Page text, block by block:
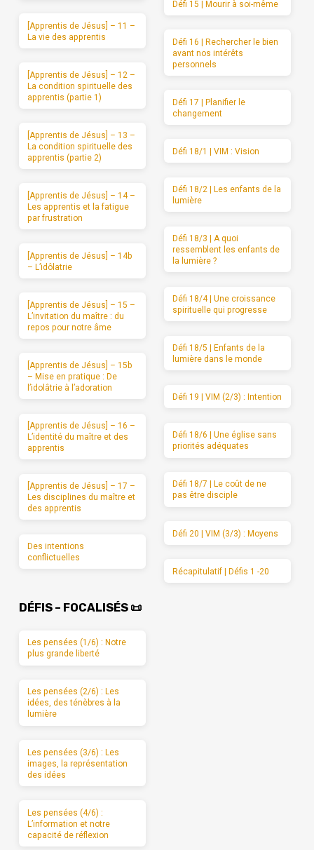
[Apprentis de Jésus] – 11 –
La vie des apprentis
[Apprentis de Jésus] – 12 –
La condition spirituelle des
apprentis (partie 1)
[Apprentis de Jésus] – 13 –
La condition spirituelle des
apprentis (partie 2)
[Apprentis de Jésus] – 14 –
Les apprentis et la fatigue
par frustration
[Apprentis de Jésus] – 14b
– L’idôlatrie
[Apprentis de Jésus] – 15 –
L’invitation du maître : du
repos pour notre âme
[Apprentis de Jésus] – 15b
– Mise en pratique : De
l’idolâtrie à l’adoration
[Apprentis de Jésus] – 16 –
L’identité du maître et des
apprentis
[Apprentis de Jésus] – 17 –
Les disciplines du maître et
des apprentis
Des intentions
conflictuelles
Défi 15 | Mourir à soi-même
Défi 16 | Rechercher le bien
avant nos intérêts
personnels
Défi 17 | Planifier le
changement
Défi 18/1 | VIM : Vision
Défi 18/2 | Les enfants de la
lumière
Défi 18/3 | A quoi
ressemblent les enfants de
la lumière ?
Défi 18/4 | Une croissance
spirituelle qui progresse
Défi 18/5 | Enfants de la
lumière dans le monde
Défi 19 | VIM (2/3) : Intention
Défi 18/6 | Une église sans
priorités adéquates
Défi 18/7 | Le coût de ne
pas être disciple
Défi 20 | VIM (3/3) : Moyens
Récapitulatif | Défis 1 -20
DÉFIS – FOCALISÉS 📜
Les pensées (1/6) : Notre
plus grande liberté
Les pensées (2/6) : Les
idées, des ténèbres à la
lumière
Les pensées (3/6) : Les
images, la représentation
des idées
Les pensées (4/6) :
L’information et notre
capacité de réflexion